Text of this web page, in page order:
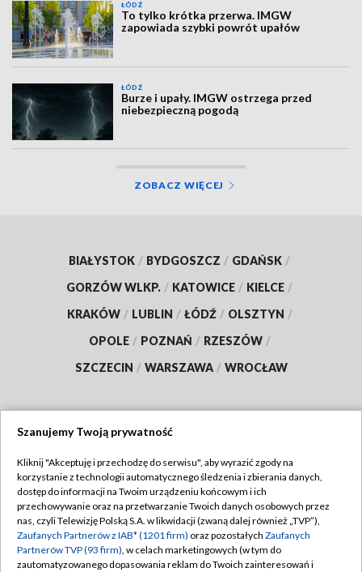
ŁÓDŹ
To tylko krótka przerwa. IMGW
zapowiada szybki powrót upałów
ŁÓDŹ
Burze i upały. IMGW ostrzega przed
niebezpieczną pogodą
ZOBACZ WIĘCEJ
BIAŁYSTOK / BYDGOSZCZ / GDAŃSK /
GORZÓW WLKP. / KATOWICE / KIELCE /
KRAKÓW / LUBLIN / ŁÓDŹ / OLSZTYN /
OPOLE / POZNAŃ / RZESZÓW /
SZCZECIN / WARSZAWA / WROCŁAW
TVP
Abonament TVP
Emisja w TVP
Centrum informacji TVP
Regulamin TVP
Polityka prywatności
Moje zgody
Szanujemy Twoją prywatność
Kliknij "Akceptuję i przechodzę do serwisu", aby wyrazić zgody na
korzystanie z technologii automatycznego śledzenia i zbierania danych,
dostęp do informacji na Twoim urządzeniu końcowym i ich
przechowywanie oraz na przetwarzanie Twoich danych osobowych przez
nas, czyli Telewizję Polską S.A. w likwidacji (zwaną dalej również „TVP”),
Zaufanych Partnerów z IAB* (1201 firm) oraz pozostałych Zaufanych
Partnerów TVP (93 firm), w celach marketingowych (w tym do
zautomatyzowanego dopasowania reklam do Twoich zainteresowań i